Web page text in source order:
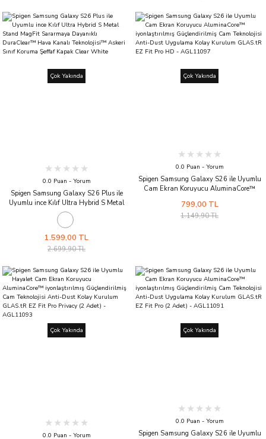
Çok Yakında
0.0 Puan - Yorum
Spigen Samsung Galaxy S26 Plus ile
Uyumlu ince Kılıf Ultra Hybrid S Metal
Stand MagFit Sararmaya Dayanıklı
DuraClear™ Hava Kanalı Teknolojisi™
White
1.599,00 TL
2.699,90 TL
Çok Yakında
0.0 Puan - Yorum
Spigen Samsung Galaxy S26 ile Uyumlu
Cam Ekran Koruyucu AluminaCore™
Teknolojisi Anti-Dust Uygulama Kolay
Kurulum GLAS.tR EZ Fit Pro HD -
799,00 TL
1.149,90 TL
Çok Yakında
0.0 Puan - Yorum
Çok Yakında
0.0 Puan - Yorum
Spigen Samsung Galaxy S26 ile Uyumlu